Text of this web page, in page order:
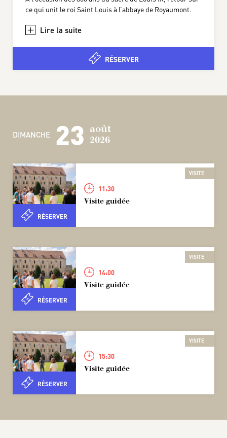
ce qui unit le roi Saint Louis à l’abbaye de Royaumont.
+
RÉSERVER
DIMANCHE 23 août
2026
RÉSERVER
11:30
VISITE
Visite guidée
RÉSERVER
14:00
VISITE
Visite guidée
RÉSERVER
15:30
VISITE
Visite guidée